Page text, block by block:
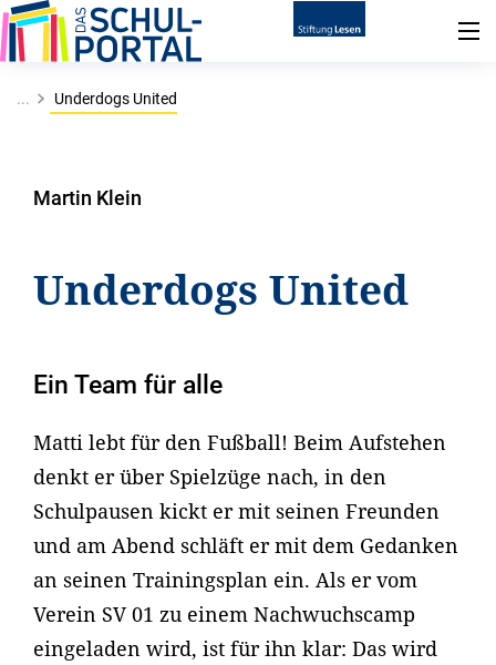
... Underdogs United
Martin Klein
Underdogs United
Ein Team für alle
Matti lebt für den Fußball! Beim Aufstehen
denkt er über Spielzüge nach, in den
Schulpausen kickt er mit seinen Freunden
und am Abend schläft er mit dem Gedanken
an seinen Trainingsplan ein. Als er vom
Verein SV 01 zu einem Nachwuchscamp
eingeladen wird, ist für ihn klar: Das wird